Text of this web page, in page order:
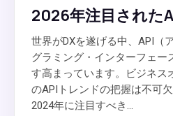
2026年注目された
世界がDXを遂げる中、API（
グラミング・インターフェー
す高まっています。ビジネス
のAPIトレンドの把握は不可
2024年に注目すべき...